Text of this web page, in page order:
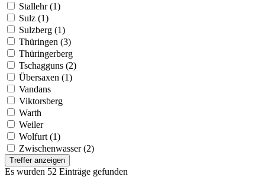
Stallehr (1)
Sulz (1)
Sulzberg (1)
Thüringen (3)
Thüringerberg
Tschagguns (2)
Übersaxen (1)
Vandans
Viktorsberg
Warth
Weiler
Wolfurt (1)
Zwischenwasser (2)
Treffer anzeigen
Es wurden 52 Einträge gefunden